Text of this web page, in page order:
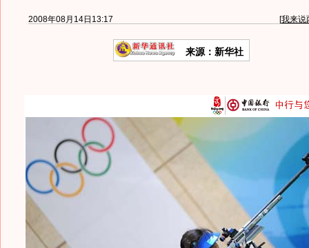
2008年08月14日13:17 [我来说
来源：新华社